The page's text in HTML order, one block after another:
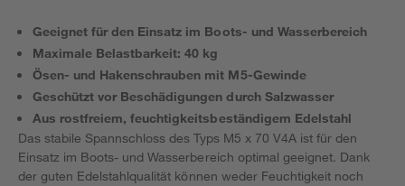
Geeignet für den Einsatz im Boots- und Wasserbereich
Maximale Belastbarkeit: 40 kg
Ösen- und Hakenschrauben mit M5-Gewinde
Geschützt vor Beschädigungen durch Salzwasser
Aus rostfreiem, feuchtigkeitsbeständigem Edelstahl
Das stabile Spannschloss des Typs M5 x 70 V4A ist für den
Einsatz im Boots- und Wasserbereich optimal geeignet. Dank
der guten Edelstahlqualität können weder Feuchtigkeit noch